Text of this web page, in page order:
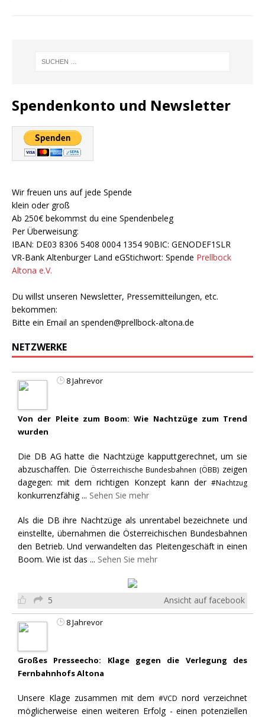
Spendenkonto und Newsletter
Wir freuen uns auf jede Spende
klein oder groß
Ab 250€ bekommst du eine Spendenbeleg
Per Überweisung:
IBAN: DE03 8306 5408 0004 1354 90BIC: GENODEF1SLR
VR-Bank Altenburger Land eGStichwort: Spende Prellbock
Altona e.V.
Du willst unseren Newsletter, Pressemitteilungen, etc.
bekommen:
Bitte ein Email an spenden@prellbock-altona.de
NETZWERKE
8 Jahrevor
Von der Pleite zum Boom: Wie Nachtzüge zum Trend
wurden
Die DB AG hatte die Nachtzüge kapputtgerechnet, um sie
abzuschaffen. Die Österreichische Bundesbahnen (ÖBB) zeigen
dagegen: mit dem richtigen Konzept kann der #Nachtzug
konkurrenzfähig ... Sehen Sie mehr
Als die DB ihre Nachtzüge als unrentabel bezeichnete und
einstellte, übernahmen die Österreichischen Bundesbahnen
den Betrieb. Und verwandelten das Pleitengeschäft in einen
Boom. Wie ist das ... Sehen Sie mehr
5 Ansicht auf facebook
8 Jahrevor
Großes Presseecho: Klage gegen die Verlegung des
Fernbahnhofs Altona
Unsere Klage zusammen mit dem#VCD nord verzeichnet
möglicherweise einen weiteren Erfolg - einen potenziellen